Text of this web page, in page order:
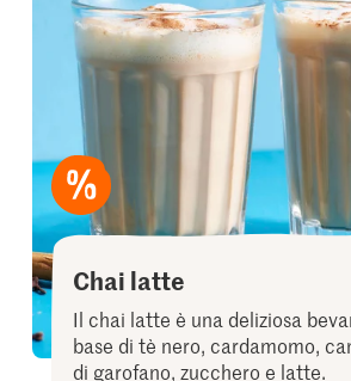
Chai latte
Il chai latte è una deliziosa
base di tè nero, cardamomo,
di garofano, zucchero e latte.